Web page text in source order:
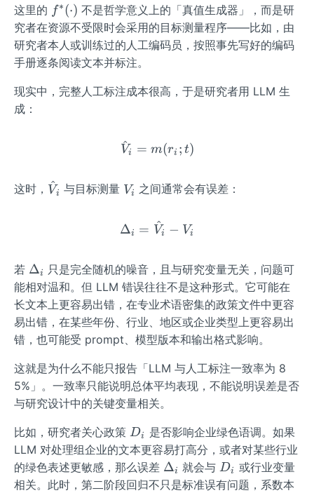
这里的 f^
{*}
(\c
do
f∗(⋅) 不是哲学意义上的「真值生成器」，而是研
究者在资源不受限时会采用的目标测量程序——比如，由
研究者本人或训练过的人工编码员，按照事先写好的编码
手册逐条阅读文本并标注。
现实中，完整人工标注成本很高，于是研究者用 LLM 生
成：
\hat{V}_{i}=m(r_{i};t)
V
^i = m(ri ; t)
这时， \ha
V
^i 与目标测量 V_
Vi 之间通常会有误差：
\Delta_{i}=\hat{V}_{i}-
Δi = V
^i − Vi
若 \D
elt
a_
{i}
Δi
只是完全随机的噪音，且与研究变量无关，问题可
能相对温和。但 LLM 错误往往不是这种形式。它可能在
长文本上更容易出错，在专业术语密集的政策文件中更容
易出错，在某些年份、行业、地区或企业类型上更容易出
错，也可能受 prompt、模型版本和输出格式影响。
这就是为什么不能只报告「LLM 与人工标注一致率为 8
5%」。一致率只能说明总体平均表现，不能说明误差是否
与研究设计中的关键变量相关。
比如，研究者关心政策 D_
{i}
Di
是否影响企业绿色语调。如果
LLM 对处理组企业的文本更容易打高分，或者对某些行业
的绿色表述更敏感，那么误差 \D
elt
Δi 就会与 D_
{i}
Di
或行业变量
相关。此时，第二阶段回归不只是标准误有问题，系数本